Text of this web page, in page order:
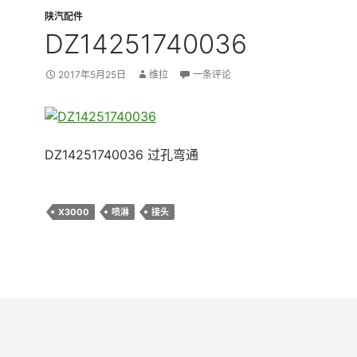
陕汽配件
DZ14251740036
2017年5月25日 维拉 一条评论
DZ14251740036 过孔弯通
X3000 喷淋 接头